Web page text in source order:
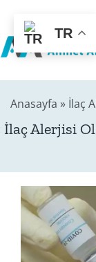
content
Anasayfa » İlaç
İlaç Alerjisi
TR